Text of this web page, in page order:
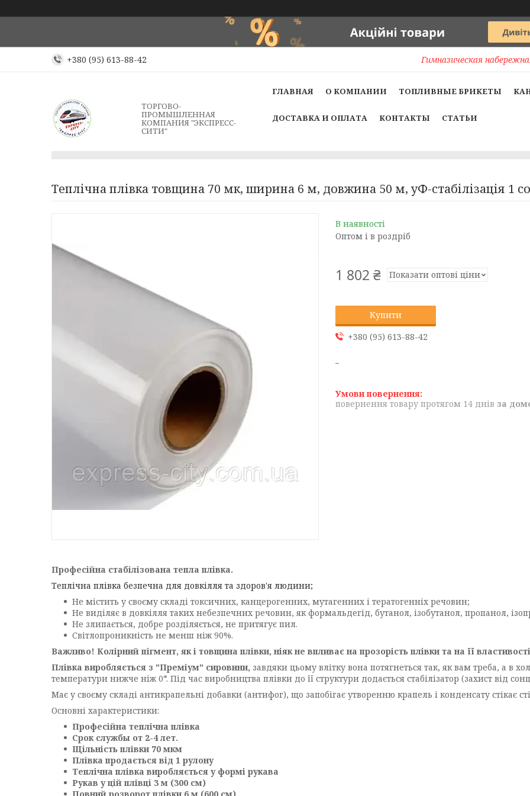
+380 (95) 613-88-42 Гимназическая
ТОРГОВО-
ПРОМЫШЛЕННАЯ
КОМПАНИЯ "ЭКСПРЕСС-
СИТИ"
ГЛАВНАЯ О КОМПАНИИ ТОПЛИВНЫЕ БРИКЕТЫ
ДОСТАВКА И ОПЛАТА КОНТАКТЫ СТАТЬИ
Теплічна плівка товщина 70 мк, ширина 6 м, довжина 50 м, уФ-стабілізація 1
В наявності
Оптом і в роздріб
1 802 ₴ Показати оптові ціни
Купити
+380 (95) 613-88-42
повернення товару протягом 14 днів за
Професійна стабілізована тепла плівка.
Теплічна плівка безпечна для довкілля та здоров'я людини;
Не містить у своєму складі токсичних, канцерогенних, мутагенних і тератогенніх речовин;
Не виділяє в довкілля таких небезпечних речовин, як формальдегід, бутанол, ізобутанол, пропанол,
Не злипається, добре розділяється, не притягує пил.
Світлопроникність не менш ніж 90%.
Важливо! Колірний пігмент, як і товщина плівки, ніяк не впливає на прозорість плівки та на її
Плівка виробляється з "Преміум" сировини, завдяки цьому влітку вона потягнеться так, як вам треба, а в
температури нижче ніж 0*. Під час виробництва плівки до її структури додається стабілізатор (захист від
Має у своєму складі антикрапельні добавки (антифог), що запобігає утворенню крапель і конденсату стікає
Основні характеристики:
Професійна теплічна плівка
Срок службы от 2-4 лет.
Щільність плівки 70 мкм
Плівка продається від 1 рулону
Теплічна плівка виробляється у формі рукава
Рукав у цій плівці 3 м (300 см)
Повний розворот плівки 6 м (600 см)